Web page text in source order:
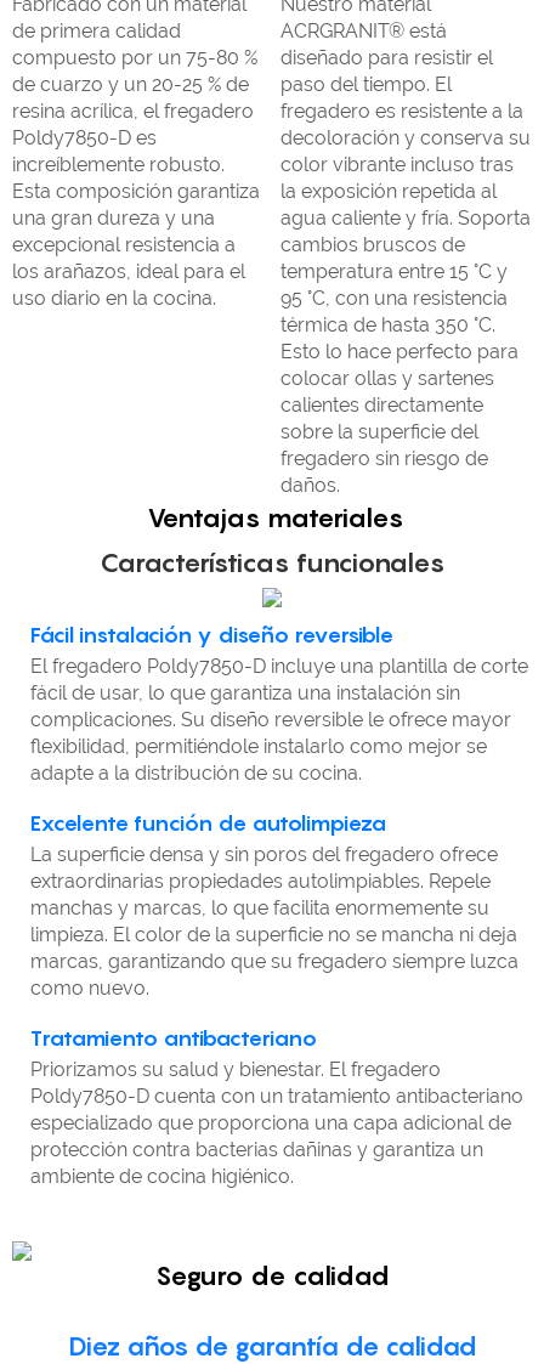
Fabricado con un material
de primera calidad
compuesto por un 75-80 %
de cuarzo y un 20-25 % de
resina acrílica, el fregadero
Poldy7850-D es
increíblemente robusto.
Esta composición garantiza
una gran dureza y una
excepcional resistencia a
los arañazos, ideal para el
uso diario en la cocina.
Nuestro material
ACRGRANIT® está
diseñado para resistir el
paso del tiempo. El
fregadero es resistente a la
decoloración y conserva su
color vibrante incluso tras
la exposición repetida al
agua caliente y fría. Soporta
cambios bruscos de
temperatura entre 15 °C y
95 °C, con una resistencia
térmica de hasta 350 °C.
Esto lo hace perfecto para
colocar ollas y sartenes
calientes directamente
sobre la superficie del
fregadero sin riesgo de
daños.
Ventajas materiales
Características funcionales
Fácil instalación y diseño reversible
El fregadero Poldy7850-D incluye una plantilla de corte
fácil de usar, lo que garantiza una instalación sin
complicaciones. Su diseño reversible le ofrece mayor
flexibilidad, permitiéndole instalarlo como mejor se
adapte a la distribución de su cocina.
Excelente función de autolimpieza
La superficie densa y sin poros del fregadero ofrece
extraordinarias propiedades autolimpiables. Repele
manchas y marcas, lo que facilita enormemente su
limpieza. El color de la superficie no se mancha ni deja
marcas, garantizando que su fregadero siempre luzca
como nuevo.
Tratamiento antibacteriano
Priorizamos su salud y bienestar. El fregadero
Poldy7850-D cuenta con un tratamiento antibacteriano
especializado que proporciona una capa adicional de
protección contra bacterias dañinas y garantiza un
ambiente de cocina higiénico.
Seguro de calidad
Diez años de garantía de calidad